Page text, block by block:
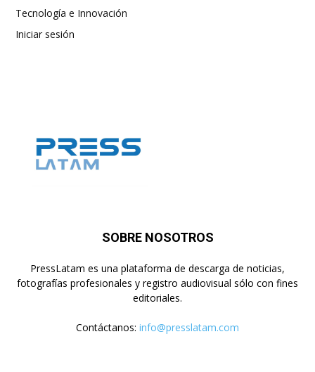
Tecnología e Innovación
Iniciar sesión
SOBRE NOSOTROS
PressLatam es una plataforma de descarga de noticias,
fotografías profesionales y registro audiovisual sólo con fines
editoriales.
Contáctanos: info@presslatam.com